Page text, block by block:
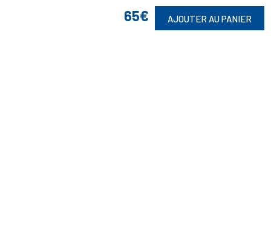
65€ AJOUTER AU PANIER
Suivez-Nous